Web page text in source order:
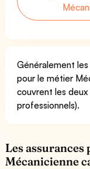
Généralement
pour le métier
couvrent les
professionnels).
Les
Mécanicienne